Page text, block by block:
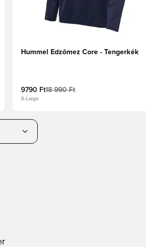
Hummel Edzőmez Core - Tengerkék
9790 Ft18 990 Ft
X-Large